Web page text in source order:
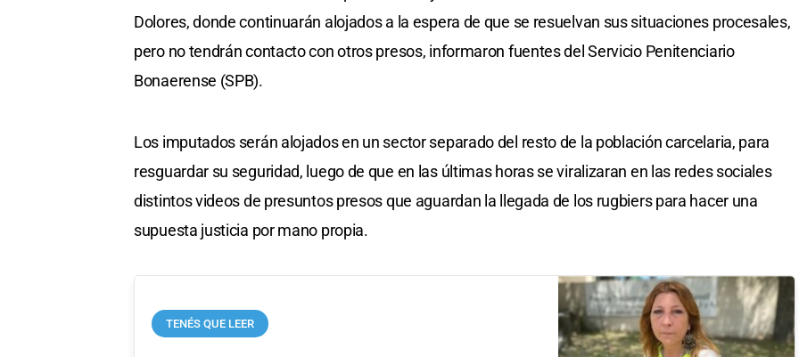
Dolores, donde continuarán alojados a la espera de que se resuelvan sus situaciones procesales,
pero no tendrán contacto con otros presos, informaron fuentes del Servicio Penitenciario
Bonaerense (SPB).
Los imputados serán alojados en un sector separado del resto de la población carcelaria, para
resguardar su seguridad, luego de que en las últimas horas se viralizaran en las redes sociales
distintos videos de presuntos presos que aguardan la llegada de los rugbiers para hacer una
supuesta justicia por mano propia.
TENÉS QUE LEER